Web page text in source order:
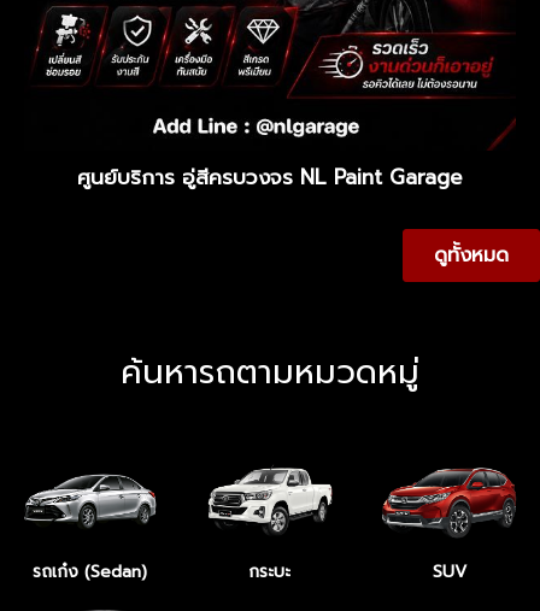
ศูนย์บริการ อู่สีครบวงจร NL Paint Garage
ดูทั้งหมด
ค้นหารถตามหมวดหมู่
รถเก๋ง (Sedan) กระบะ SUV